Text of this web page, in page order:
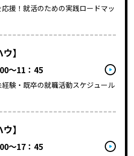
援！​就活のための​実践ロードマッ
】
～11：45
験・既卒の就職活動スケジュール
】
～17：45